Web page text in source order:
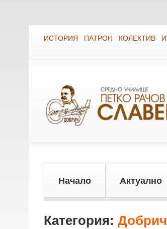
ИСТОРИЯ ПАТРОН КОЛЕКТИВ
Начало Актуално
Категория: Добрич